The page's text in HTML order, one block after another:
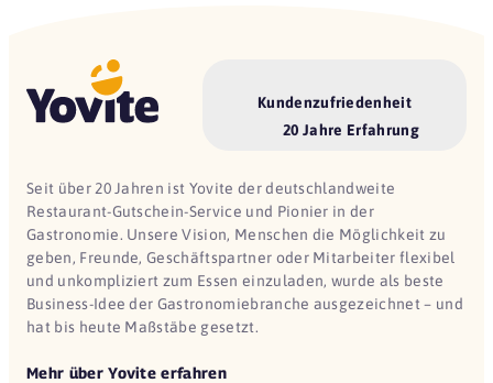
Kundenzufriedenheit
20 Jahre Erfahrung
Seit über 20 Jahren ist Yovite der deutschlandweite
Restaurant-Gutschein-Service und Pionier in der
Gastronomie. Unsere Vision, Menschen die Möglichkeit zu
geben, Freunde, Geschäftspartner oder Mitarbeiter flexibel
und unkompliziert zum Essen einzuladen, wurde als beste
Business-Idee der Gastronomiebranche ausgezeichnet – und
hat bis heute Maßstäbe gesetzt.
Mehr über Yovite erfahren